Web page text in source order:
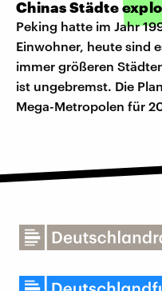
Chinas Städte
Peking hatte im Jahr
Einwohner, heute sind
immer größeren
ist ungebremst. Die
Mega-Metropolen für